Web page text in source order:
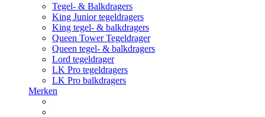
Tegel- & Balkdragers
King Junior tegeldragers
King tegel- & balkdragers
Queen Tower Tegeldrager
Queen tegel- & balkdragers
Lord tegeldrager
LK Pro tegeldragers
LK Pro balkdragers
Merken